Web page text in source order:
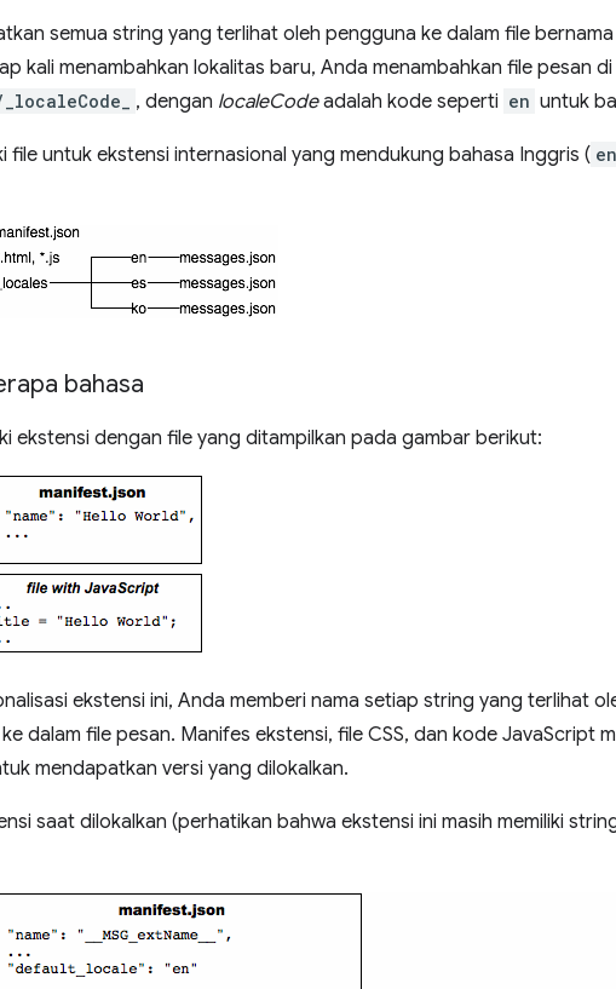
semua string yang terlihat oleh pengguna ke dalam file bernama
kali menambahkan lokalitas baru, Anda menambahkan file pesan
, dengan localeCodeadalah kode seperti en untuk
file untuk ekstensi internasional yang mendukung bahasa Inggris ( en
bahasa
ekstensi dengan file yang ditampilkan pada gambar berikut:
ekstensi ini, Anda memberi nama setiap string yang terlihat
dalam file pesan. Manifes ekstensi, file CSS, dan kode JavaScript
mendapatkan versi yang dilokalkan.
saat dilokalkan (perhatikan bahwa ekstensi ini masih memiliki